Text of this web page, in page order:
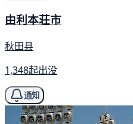
由利本荘市
秋田县
1,348起出没
通知